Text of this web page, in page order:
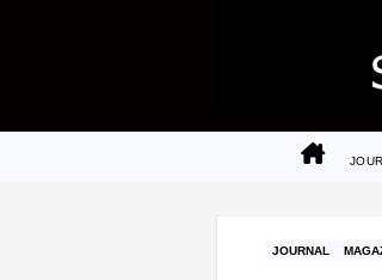
JOURNAL